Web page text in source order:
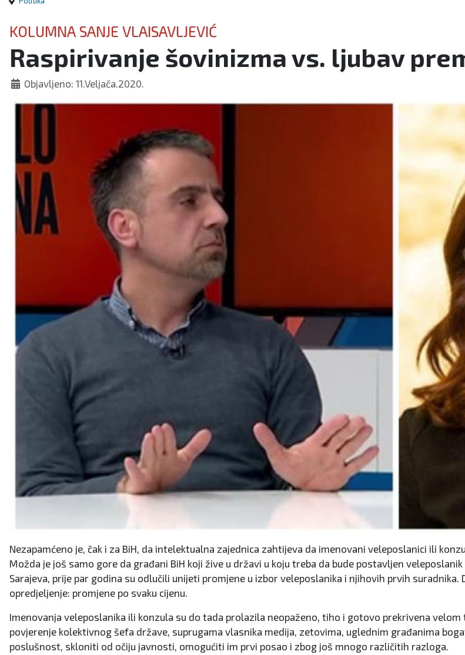
KOLUMNA SANJE VLAISAVLJEVIĆ
Raspirivanje šovinizma vs. ljubav
Objavljeno: 11.Veljača.2020.
Nezapamćeno je, čak i za BiH, da intelektualna zajednica zahtijeva da imenovani veleposlanici ili
Možda je još samo gore da građani BiH koji žive u državi u koju treba da bude postavljen
Sarajeva, prije par godina su odlučili unijeti promjene u izbor veleposlanika i njihovih prvih
opredjeljenje: promjene po svaku cijenu.
Imenovanja veleposlanika ili konzula su do tada prolazila neopaženo, tiho i gotovo prekrivena
povjerenje kolektivnog šefa države, suprugama vlasnika medija, zetovima, uglednim građanima
poslušnost, skloniti od očiju javnosti, omogućiti im prvi posao i zbog još mnogo različitih razloga.